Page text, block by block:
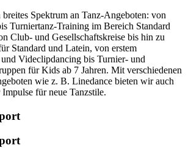
Spektrum an Tanz-Angeboten: von
Turniertanz-Training im Bereich Standard
Club- und Gesellschaftskreise bis hin zu
Standard und Latein, von erstem
Videclipdancing bis Turnier- und
für Kids ab 7 Jahren. Mit verschiedenen
wie z. B. Linedance bieten wir auch
für neue Tanzstile.